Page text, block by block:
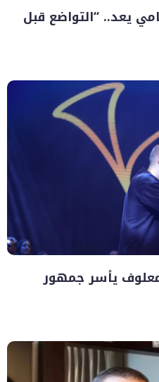
يعد.. “التواضع قبل
معلوف يأسر جمهور